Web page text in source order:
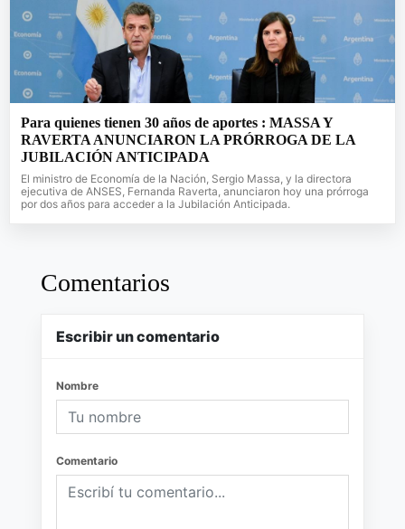
Para quienes tienen 30 años de aportes : MASSA Y
RAVERTA ANUNCIARON LA PRÓRROGA DE LA
JUBILACIÓN ANTICIPADA
El ministro de Economía de la Nación, Sergio Massa, y la directora
ejecutiva de ANSES, Fernanda Raverta, anunciaron hoy una prórroga
por dos años para acceder a la Jubilación Anticipada.
Comentarios
Escribir un comentario
Nombre
Comentario